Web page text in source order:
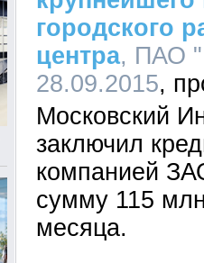
городского
центра, ПАО
28.09.2015
Московский
заключил
компанией
сумму 115
месяца.